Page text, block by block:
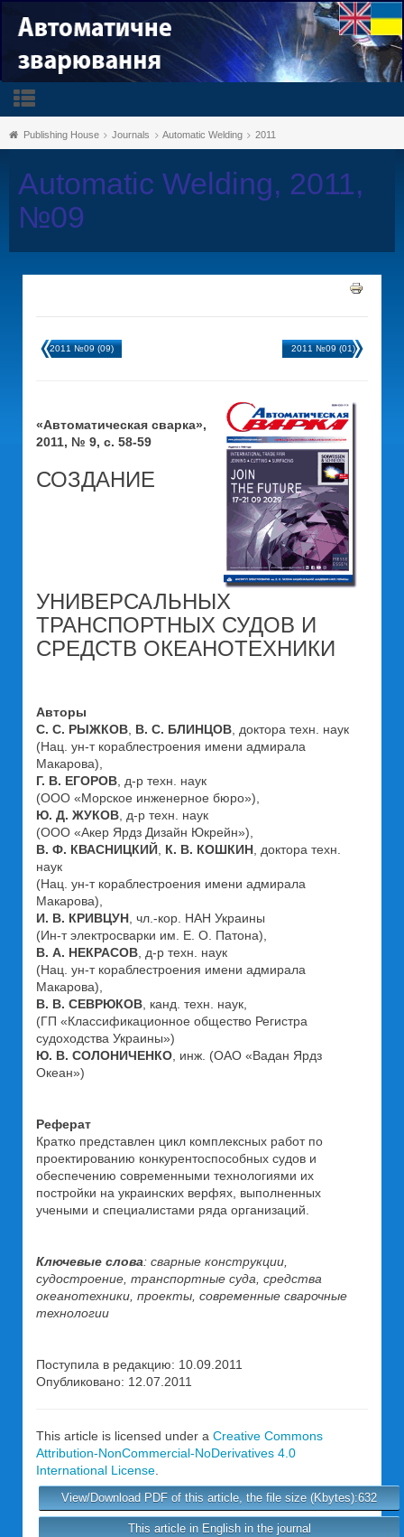
Publishing House Journals Automatic Welding 2011
Automatic Welding, 2011,
№09
2011 №09 (09) 2011 №09 (01)
«Автоматическая сварка»,
2011, № 9, с. 58-59
СОЗДАНИЕ
УНИВЕРСАЛЬНЫХ
ТРАНСПОРТНЫХ СУДОВ И
СРЕДСТВ ОКЕАНОТЕХНИКИ
Авторы
С. С. РЫЖКОВ, В. С. БЛИНЦОВ, доктора техн. наук
(Нац. ун-т кораблестроения имени адмирала
Макарова),
Г. В. ЕГОРОВ, д-р техн. наук
(ООО «Морское инженерное бюро»),
Ю. Д. ЖУКОВ, д-р техн. наук
(ООО «Aкер Ярдз Дизайн Юкрейн»),
В. Ф. КВАСНИЦКИЙ, К. В. КОШКИН, доктора техн.
наук
(Нац. ун-т кораблестроения имени адмирала
Макарова),
И. В. КРИВЦУН, чл.-кор. НАН Украины
(Ин-т электросварки им. Е. О. Патона),
В. А. НЕКРАСОВ, д-р техн. наук
(Нац. ун-т кораблестроения имени адмирала
Макарова),
В. В. СЕВРЮКОВ, канд. техн. наук,
(ГП «Классификационное общество Регистра
судоходства Украины»)
Ю. В. СОЛОНИЧЕНКО, инж. (ОАО «Вадан Ярдз
Океан»)
Реферат
Кратко представлен цикл комплексных работ по
проектированию конкурентоспособных судов и
обеспечению современными технологиями их
постройки на украинских верфях, выполненных
учеными и специалистами ряда организаций.
Ключевые слова: сварные конструкции,
судостроение, транспортные суда, средства
океанотехники, проекты, современные сварочные
технологии
Поступила в редакцию: 10.09.2011
Опубликовано: 12.07.2011
This article is licensed under a Creative Commons
Attribution-NonCommercial-NoDerivatives 4.0
International License.
View/Download PDF of this article, the file size (Kbytes):632
This article in English in the journal